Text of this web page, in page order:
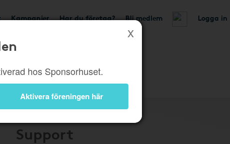
Kampanjer Har du företag? Bli medlem Logga in
hos Sponsorhuset.
Aktivera föreningen här
butik
Support